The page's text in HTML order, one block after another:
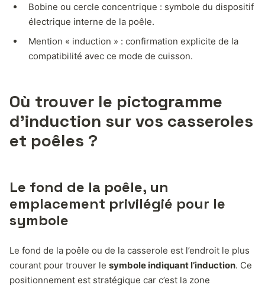
Bobine ou cercle concentrique : symbole du dispositif
électrique interne de la poêle.
Mention « induction » : confirmation explicite de la
compatibilité avec ce mode de cuisson.
Où trouver le pictogramme
d’induction sur vos casseroles
et poêles ?
Le fond de la poêle, un
emplacement privilégié pour le
symbole
Le fond de la poêle ou de la casserole est l’endroit le plus
courant pour trouver le symbole indiquant l’induction. Ce
positionnement est stratégique car c’est la zone